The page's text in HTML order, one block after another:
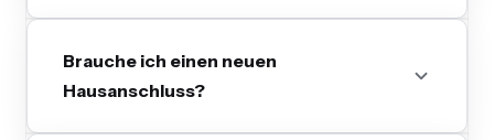
Brauche ich einen neuen
Hausanschluss?